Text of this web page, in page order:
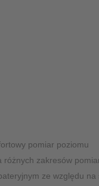
pomiar poziomu
zakresów
ze względu